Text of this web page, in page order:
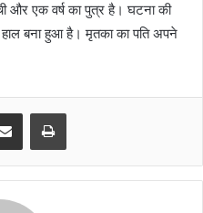
और एक वर्ष का पुत्र है। घटना की
हाल बना हुआ है। मृतका का पति अपने